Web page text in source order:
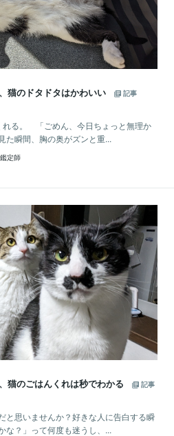
猫のドタドタはかわいい
記事
れる。 「ごめん、今日ちょっと無理か
た瞬間、胸の奥がズンと重...
定師
猫のごはんくれは秒でわかる
記事
と思いませんか？好きな人に告白する瞬
な？」って何度も迷うし、...